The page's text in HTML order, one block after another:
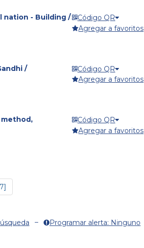
nation - Building /
Código QR
Agregar a favoritos
/
Código QR
Agregar a favoritos
Código QR
Agregar a favoritos
Programar alerta: Ninguno